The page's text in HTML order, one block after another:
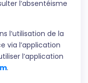
l’absentéisme
l’utilisation de la
via l’application
l’application
.